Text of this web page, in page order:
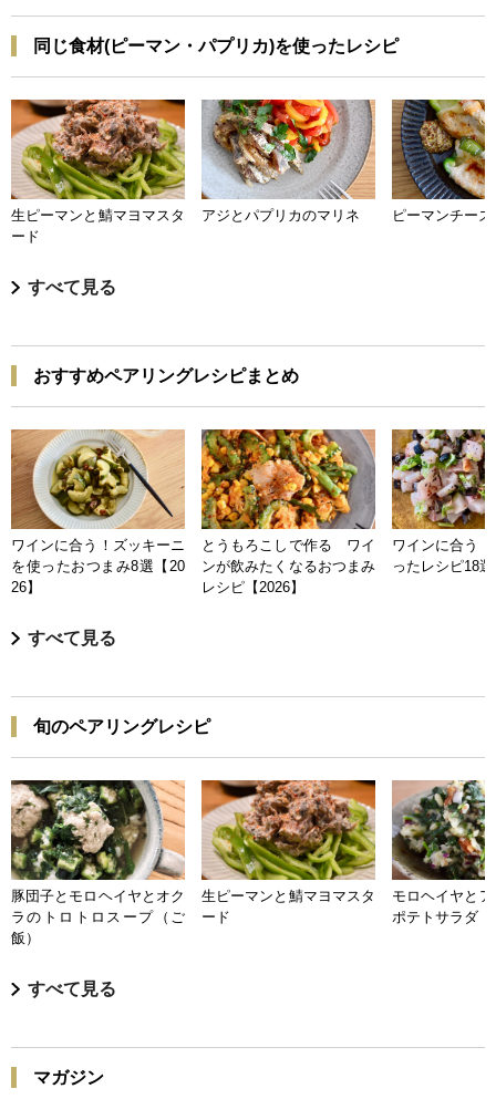
同じ食材(ピーマン・パプリカ)を使ったレシピ
生ピーマンと鯖マヨマスタ
ード
アジとパプリカのマリネ ピーマンチー
すべて見る
おすすめペアリングレシピまとめ
ワインに合う！ズッキーニ
を使ったおつまみ8選【20
26】
とうもろこしで作る ワイ
ンが飲みたくなるおつまみ
レシピ【2026】
ワインに合う
ったレシピ18
すべて見る
旬のペアリングレシピ
豚団子とモロヘイヤとオク
ラのトロトロスープ（ご
飯）
生ピーマンと鯖マヨマスタ
ード
モロヘイヤと
ポテトサラダ
すべて見る
マガジン